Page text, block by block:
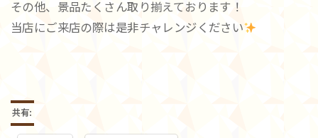
その他、景品たくさん取り揃えております！
当店にご来店の際は是非チャレンジください
共有: